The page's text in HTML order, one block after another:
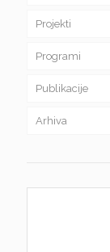
Projekti
Programi
Publikacije
Arhiva